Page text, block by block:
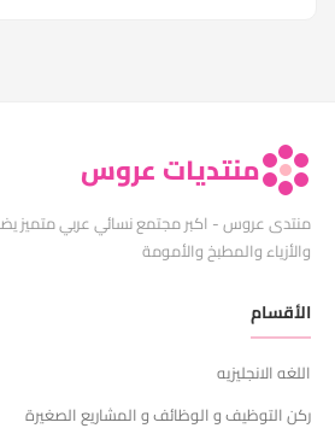
منتديات عروس
منتدى عروس - اكبر مجتمع نسائي عربي متميز
والأزياء والمطبخ والأمومة
الأقسام
اللغه الانجليزيه
ركن التوظيف و الوظائف و المشاريع الصغيرة